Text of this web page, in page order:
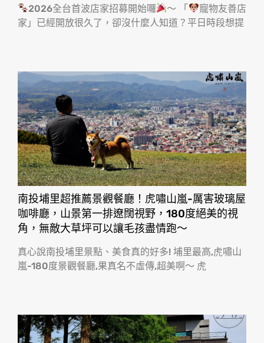
2026全台首波店家招募開始囉 ～ 「
寵物友善店
家」已經開放很久了，卻沒什麼人知道？平日時段想提
南投埔里超推薦景觀餐廳！虎嘯山嵐-厲害玻璃屋
咖啡廳，山景第一排遼闊視野，180度絕美的視
角，無敵大草坪可以讓毛孩盡情跑〜
真心說南投埔里景點、美食真的好多! 埔里最高,虎嘯山
嵐-180度景觀餐廳,果真名不虛傳,超美啊〜 虎